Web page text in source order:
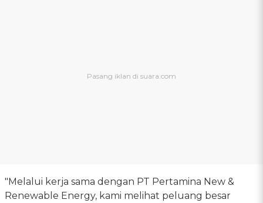
"Melalui kerja sama dengan PT Pertamina New &
Renewable Energy, kami melihat peluang besar